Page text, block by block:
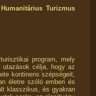
Humanitárius Turizmus
program, mely
célja, hogy az
kontinens szépségeit,
életre szóló emberi és
klasszikus, és gyakran